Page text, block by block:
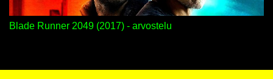
Blade Runner 2049 (2017) - arvostelu